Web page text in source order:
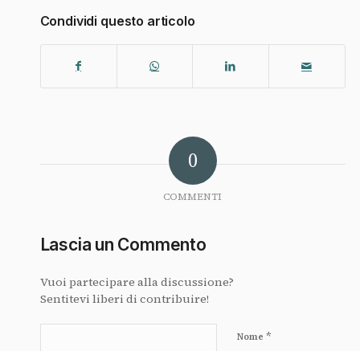
Condividi questo articolo
0
COMMENTI
Lascia un Commento
Vuoi partecipare alla discussione?
Sentitevi liberi di contribuire!
Nome *